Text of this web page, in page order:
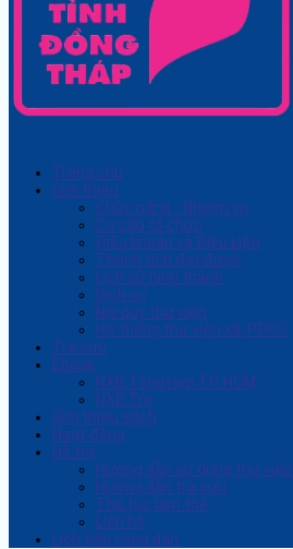
Trang chủ
Giới thiệu
Chức năng - Nhiệm vụ
Cơ cấu tổ chức
Điều khoản và Điều kiện
Thành tích đạt được
Lịch sử hình thành
Dịch vụ
Nội quy thư viện
Hệ thống thư viện xã, PĐCS
Tra cứu
Ebook
NXB Tổng hợp TP. HCM
NXB Trẻ
Giới thiệu sách
Hoạt động
Hỗ trợ
Hướng dẫn sử dụng thư viện
Hướng dẫn tra cứu
Thủ tục làm thẻ
Liên hệ
Lịch tiếp công dân